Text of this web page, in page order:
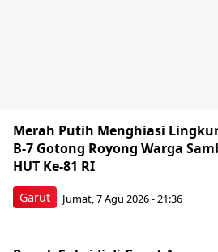
Garut
Merah Putih Menghiasi
B-7 Gotong Royong Warga
HUT Ke-81 RI
Jumat, 7 Agu 2026 - 21:36